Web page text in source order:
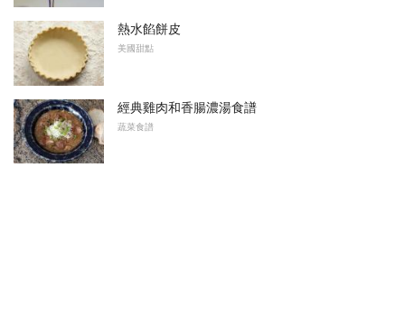
熱水餡餅皮
美國甜點
經典雞肉和香腸濃湯食譜
蔬菜食譜